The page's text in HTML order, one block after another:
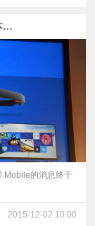
终于等到你 Windows 10 Mobile正式版将于本周发布？
Mobile的消息终于
2015-12-02 10:00